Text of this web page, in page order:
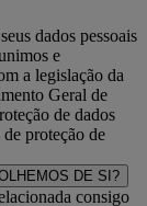
dados pessoais
e
a legislação da
Geral de
de dados
proteção de
DE SI?
consigo